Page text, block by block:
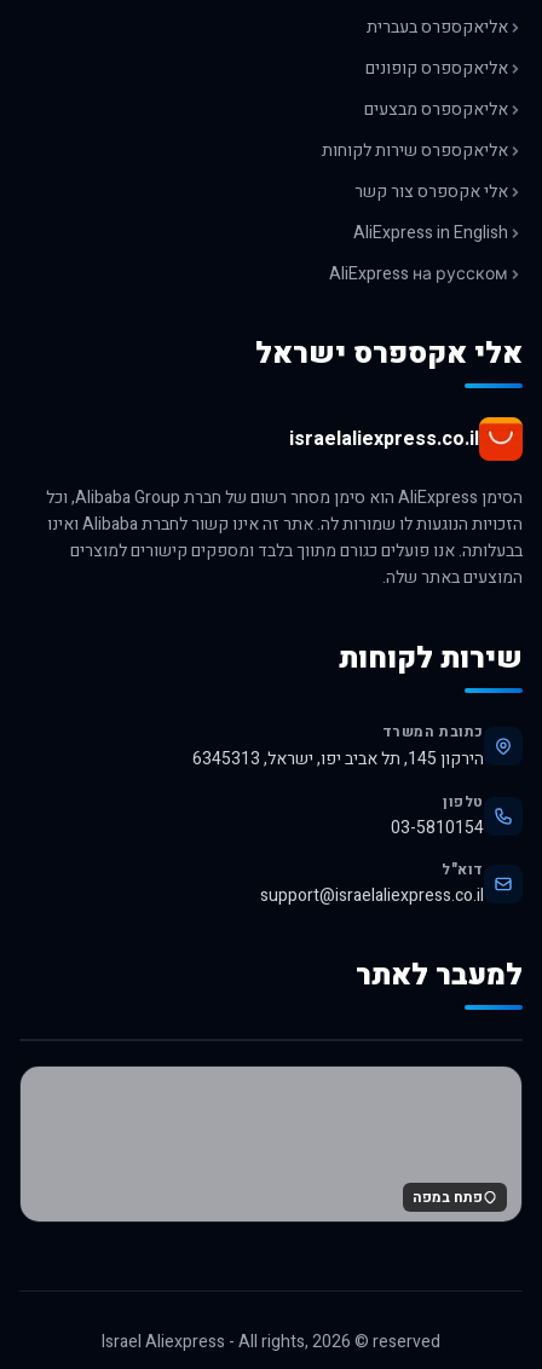
אליאקספרס בעברית
אליאקספרס קופונים
אליאקספרס מבצעים
אליאקספרס שירות לקוחות
אלי אקספרס צור קשר
AliExpress in English
AliExpress на русском
אלי אקספרס ישראל
israelaliexpress.co.il
הסימן AliExpress הוא סימן מסחר רשום של חברת Alibaba Group, וכל
הזכויות הנוגעות לו שמורות לה. אתר זה אינו קשור לחברת Alibaba ואינו
בבעלותה. אנו פועלים כגורם מתווך בלבד ומספקים קישורים למוצרים
המוצעים באתר שלה.
שירות לקוחות
כתובת המשרד
הירקון 145, תל אביב יפו, ישראל, 6345313
טלפון
03-5810154
דוא"ל
support@israelaliexpress.co.il
למעבר לאתר
לרכישה באלי אקספרס
פתח במפה
Israel Aliexpress - All rights,2026© reserved